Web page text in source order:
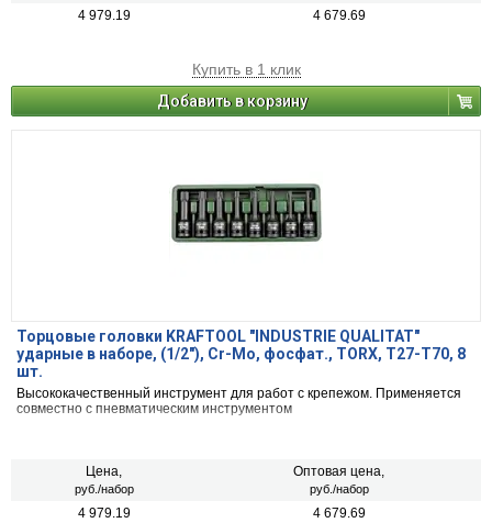
4 979.19 4 679.69
Купить в 1 клик
Добавить в корзину
Торцовые головки KRAFTOOL "INDUSTRIE QUALITAT"
ударные в наборе, (1/2"), Cr-Mo, фосфат., TORX, T27-T70, 8
шт.
Высококачественный инструмент для работ с крепежом. Применяется
совместно с пневматическим инструментом
Цена,
руб./набор
Оптовая цена,
руб./набор
4 979.19 4 679.69